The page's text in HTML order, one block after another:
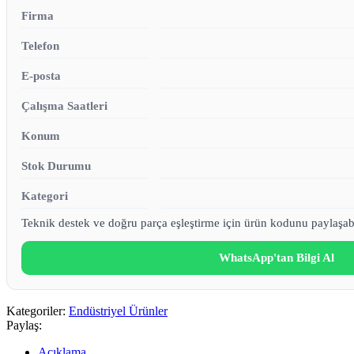
Firma
Telefon
E-posta
Çalışma Saatleri
Konum
Stok Durumu
Kategori
Teknik destek ve doğru parça eşleştirme için ürün kodunu
WhatsApp'tan Bilgi Al
Kategoriler: Endüstriyel Ürünler
Paylaş: